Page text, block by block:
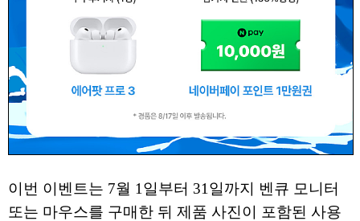
이번 이벤트는 7월 1일부터 31일까지 벤큐 모니터
또는 마우스를 구매한 뒤 제품 사진이 포함된 사용